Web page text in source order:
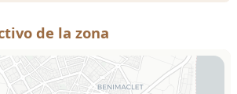
de la zona